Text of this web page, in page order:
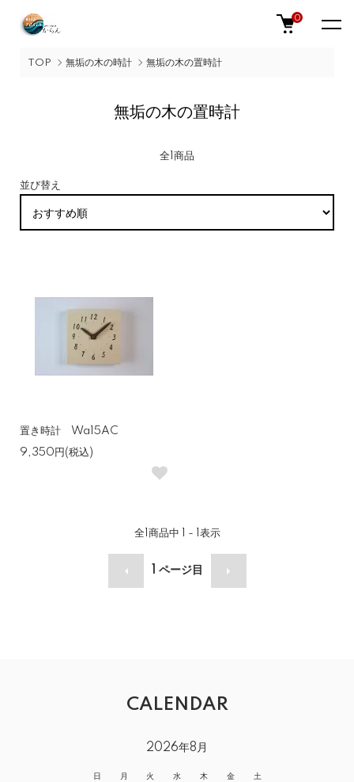
0
TOP 無垢の木の時計 無垢の木の置時計
無垢の木の置時計
全1商品
並び替え
置き時計 Wa15AC
9,350円(税込)
全1 商品中 1 - 1 表示
ページ目
CALENDAR
2026年8月
日 月 火 水 木 金 土